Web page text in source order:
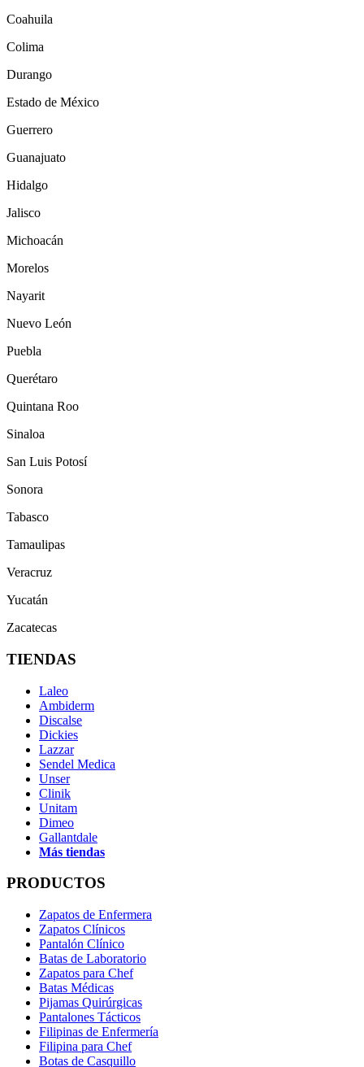
Coahuila
Colima
Durango
Estado de México
Guerrero
Guanajuato
Hidalgo
Jalisco
Michoacán
Morelos
Nayarit
Nuevo León
Puebla
Querétaro
Quintana Roo
Sinaloa
San Luis Potosí
Sonora
Tabasco
Tamaulipas
Veracruz
Yucatán
Zacatecas
TIENDAS
Laleo
Ambiderm
Discalse
Dickies
Lazzar
Sendel Medica
Unser
Clinik
Unitam
Dimeo
Gallantdale
Más tiendas
PRODUCTOS
Zapatos de Enfermera
Zapatos Clínicos
Pantalón Clínico
Batas de Laboratorio
Zapatos para Chef
Batas Médicas
Pijamas Quirúrgicas
Pantalones Tácticos
Filipinas de Enfermería
Filipina para Chef
Botas de Casquillo